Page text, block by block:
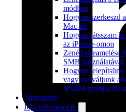
módban
Hogyan szerkeszd
Mac-en
Hogyan játsszam
az iPhone-omon
Zenéd streamelése
SMB használatával
Hogyan telepítsünk
vagy aktiváljunk
beváltó promóciós
Támogatás
Jogi információk